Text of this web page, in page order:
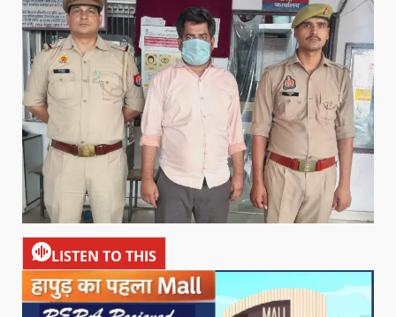
LISTEN TO THIS